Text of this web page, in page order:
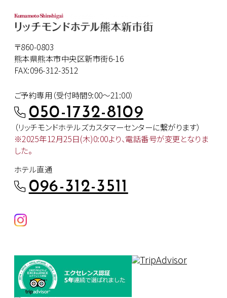
〒860-0803
熊本県熊本市中央区新市街6-16
FAX:096-312-3512
ご予約専用（受付時間9:00～21:00）
050-1732-8109
（リッチモンドホテルズカスタマーセンターに繋がります）
※2025年12月25日(木)0:00より、電話番号が変更となりま
した。
ホテル直通
096-312-3511